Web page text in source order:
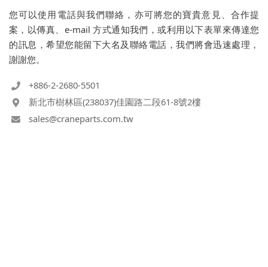
您可以使用電話與我們聯絡，亦可將您的寶貴意見、合作提
案，以傳真、e-mail 方式通知我們，或利用以下表單來傳達您
的訊息，希望您能留下大名及聯絡電話，我們將會迅速處理，
謝謝您。
+886-2-2680-5501
新北市樹林區(238037)佳園路二段61-8號2樓
sales@craneparts.com.tw